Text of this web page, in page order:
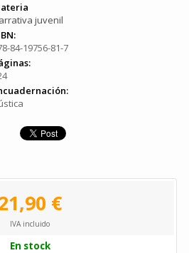
juvenil
84-19756-81-7
€
IVA incluido
En stock